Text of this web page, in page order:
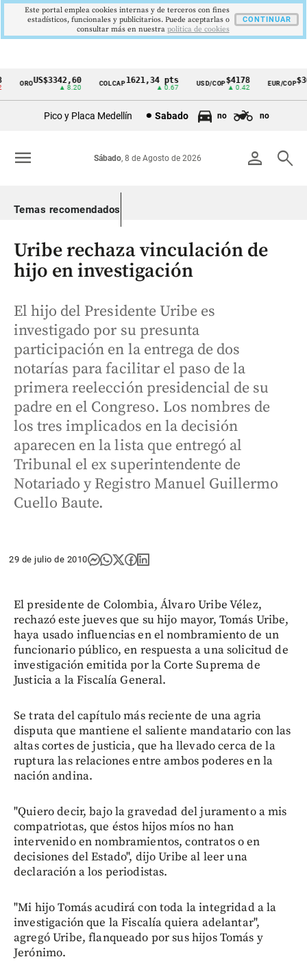
Cintillo
Colombia
OROUS$3342,60
▲ 8.20
COLCAP1621,34 pts
▲ 0.67
USD/COP$4178
▲ 0.42
EUR/COP
Pico y Placa Medellín Sabado no no
person search
Sábado, 8 de Agosto de 2026
menu
Temas recomendados
Uribe rechaza vinculación de
hijo en investigación
El hijo del Presidente Uribe es
investigado por su presunta
participación en la entrega de dos
notarías para facilitar el paso de la
primera reelección presidencial de su
padre en el Congreso. Los nombres de
los tres implicados en la decisión
aparecen en la lista que entregó al
Tribunal el ex superintendente de
Notariado y Registro Manuel Guillermo
Cuello Baute.
29 de julio de 2010
El presidente de Colombia, Álvaro Uribe Vélez,
rechazó este jueves que su hijo mayor, Tomás Uribe,
haya usado influencias en el nombramiento de un
funcionario público, en respuesta a una solicitud de
investigación emitida por la Corte Suprema de
Justicia a la Fiscalía General.
Se trata del capítulo más reciente de una agria
disputa que mantiene el saliente mandatario con las
altas cortes de justicia, que ha llevado cerca de la
ruptura las relaciones entre ambos poderes en la
nación andina.
"Quiero decir, bajo la gravedad del juramento a mis
compatriotas, que éstos hijos míos no han
intervenido en nombramientos, contratos o en
decisiones del Estado", dijo Uribe al leer una
declaración a los periodistas.
"Mi hijo Tomás acudirá con toda la integridad a la
investigación que la Fiscalía quiera adelantar",
agregó Uribe, flanqueado por sus hijos Tomás y
Jerónimo.
Este portal emplea cookies internas y de terceros con fines
estadísticos, funcionales y publicitarios. Puede aceptarlas o
consultar más en nuestra politica de cookies
CONTINUAR